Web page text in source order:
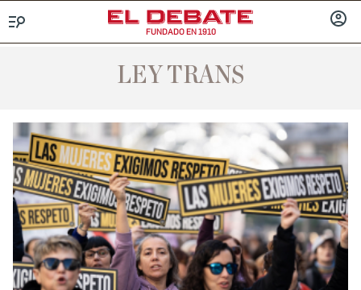
FUNDADO EN 1910
LEY TRANS